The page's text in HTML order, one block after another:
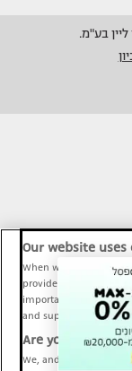
Our website uses
When we provide
provide social media
important and
and support Maariv,
Are you happy to
We, and our partners,